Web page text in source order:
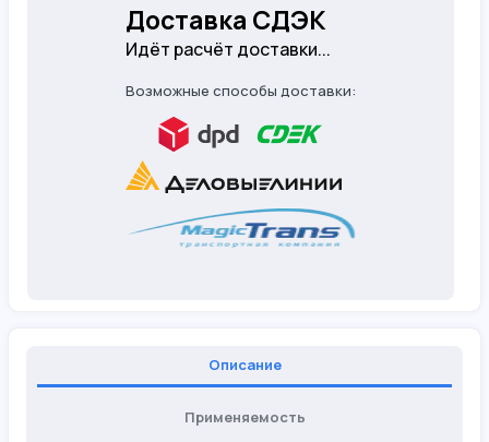
Доставка СДЭК
Идёт расчёт доставки...
Возможные способы доставки:
Описание
Применяемость